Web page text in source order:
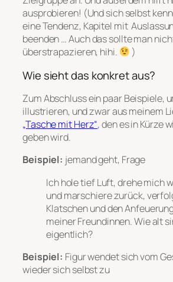
ausprobieren! (Und sich selbst
eine Tendenz, Kapitel mit
beenden … Auch das sollte man
überstrapazieren, hihi.
)
Wie sieht das konkret aus?
Zum Abschluss ein paar Beispiele,
illustrieren, und zwar aus meinem
„Tasche mit Herz“, den es in Kürze
geben wird.
Beispiel: jemand geht, Frage
Ich hole tief Luft, drehe mich
und marschiere zurück,
Klatschen und den
meiner Freundinnen. Wie alt
eigentlich?
Beispiel: Figur wendet sich vom
wieder sich selbst zu